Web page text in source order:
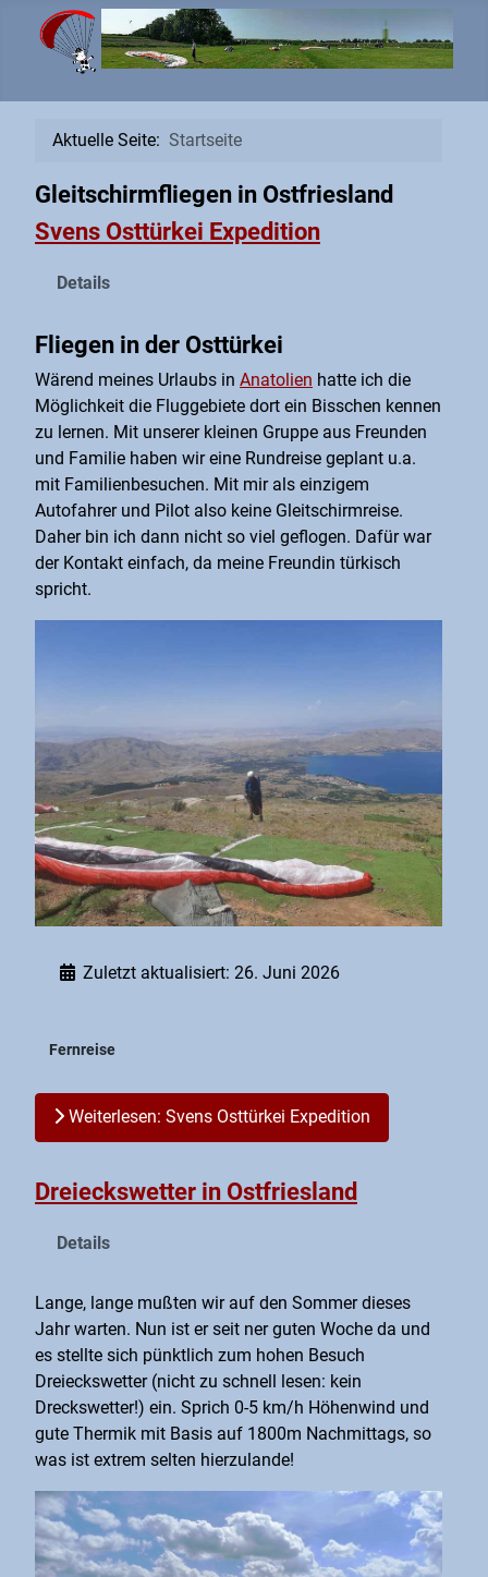
Aktuelle Seite: Startseite
Gleitschirmfliegen in Ostfriesland
Svens Osttürkei Expedition
Details
Fliegen in der Osttürkei
Wärend meines Urlaubs in Anatolien hatte ich die
Möglichkeit die Fluggebiete dort ein Bisschen kennen
zu lernen. Mit unserer kleinen Gruppe aus Freunden
und Familie haben wir eine Rundreise geplant u.a.
mit Familienbesuchen. Mit mir als einzigem
Autofahrer und Pilot also keine Gleitschirmreise.
Daher bin ich dann nicht so viel geflogen. Dafür war
der Kontakt einfach, da meine Freundin türkisch
spricht.
Zuletzt aktualisiert: 26. Juni 2026
Fernreise
Weiterlesen: Svens Osttürkei Expedition
Dreieckswetter in Ostfriesland
Details
Lange, lange mußten wir auf den Sommer dieses
Jahr warten. Nun ist er seit ner guten Woche da und
es stellte sich pünktlich zum hohen Besuch
Dreieckswetter (nicht zu schnell lesen: kein
Dreckswetter!) ein. Sprich 0-5 km/h Höhenwind und
gute Thermik mit Basis auf 1800m Nachmittags, so
was ist extrem selten hierzulande!